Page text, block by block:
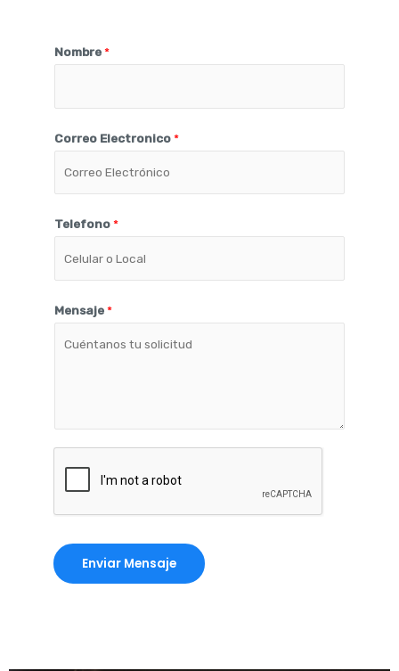
Nombre*
Correo Electronico*
Telefono*
Mensaje*
Enviar Mensaje